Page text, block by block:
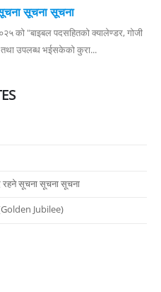
सूचना सूचना
को "बाइबल पदसहितको क्यालेण्डर, गोजी
तथा उपलब्ध भईसकेको कुरा...
रहने सूचना सूचना सूचना
(Golden Jubilee)